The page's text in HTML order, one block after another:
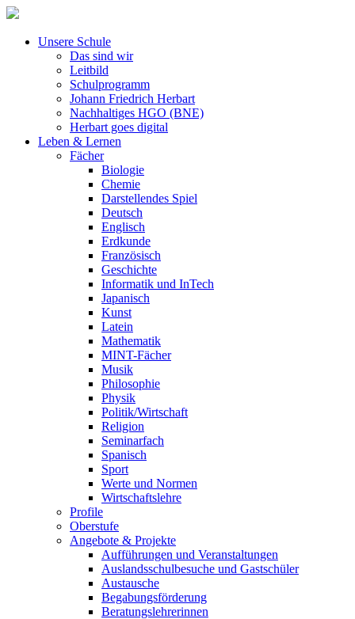
Unsere Schule
Das sind wir
Leitbild
Schulprogramm
Johann Friedrich Herbart
Nachhaltiges HGO (BNE)
Herbart goes digital
Leben & Lernen
Fächer
Biologie
Chemie
Darstellendes Spiel
Deutsch
Englisch
Erdkunde
Französisch
Geschichte
Informatik und InTech
Japanisch
Kunst
Latein
Mathematik
MINT-Fächer
Musik
Philosophie
Physik
Politik/Wirtschaft
Religion
Seminarfach
Spanisch
Sport
Werte und Normen
Wirtschaftslehre
Profile
Oberstufe
Angebote & Projekte
Aufführungen und Veranstaltungen
Auslandsschulbesuche und Gastschüler
Austausche
Begabungsförderung
Beratungslehrerinnen